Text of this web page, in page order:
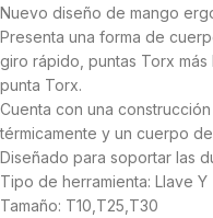
Nuevo diseño de mango
Presenta una forma de
giro rápido, puntas Torx
punta Torx.
Cuenta con una
térmicamente y un cuerpo
Diseñado para soportar las
Tipo de herramienta: Llave Y
Tamaño: T10,T25,T30